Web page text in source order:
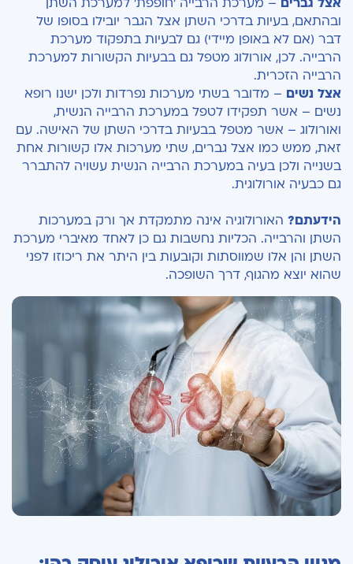
ובהתאם, בעיות בדרכי השתן אצל הגבר יובילו בסופו של
דבר (אם לא באופן מיידי) גם לבעיות בתפקוד מערכת
הרבייה. לכן, אורולוג מטפל גם בבעיות הקשורות למערכת
הרבייה הזכרית.
אצל נשים – מדובר בשתי מערכות נפרדות ולכן ישנו רופא
נשים – אשר תפקידו לטפל במערכת הרבייה הנשית,
ואורולוג – אשר מטפל בבעיות בדרכי השתן של האישה. עם
זאת, ממש כמו אצל גברים, שתי מערכות אלו קשורות אחת
בשנייה ולכן בעיה במערכת הרבייה הנשית עשויה להתברר
גם כבעיה אורולוגית.
הידעתם? האורולוגיה אינה מתמקדת אך ורק במערכות
השתן והרבייה. הכליות נחשבות גם כן לאחד מאיברי מערכת
השתן והן אלו שמווסתות וקובעות בין היתר את ריכוזו לפני
שהוא יוצא מהגוף, דרך השופכה.